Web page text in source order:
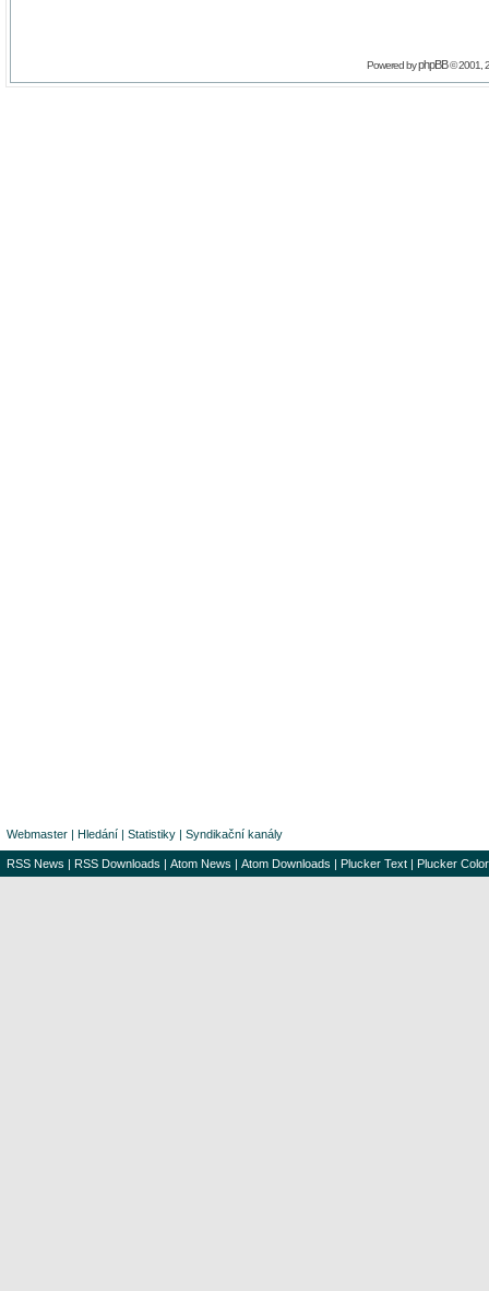
Powered byphpBB© 2001,
Webmaster | Hledání | Statistiky | Syndikační kanály
RSS News | RSS Downloads | Atom News | Atom Downloads | Plucker Text | Plucker Color